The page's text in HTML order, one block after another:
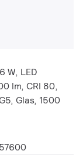
W, LED
lm, CRI 80,
Glas, 1500